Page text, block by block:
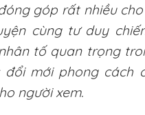
góp rất nhiều
cùng tư duy
tố quan trọng
mới phong cách
người xem.